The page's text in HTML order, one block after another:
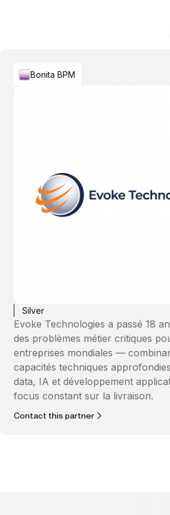
Bonita BPM
Silver
Evoke Technologies a passé 18
des problèmes métier critiques
entreprises mondiales —
capacités techniques
data, IA et développement
focus constant sur la livraison.
Contact this partner